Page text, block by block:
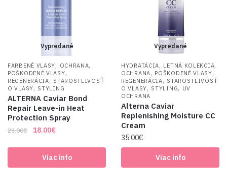
Vypredané
FARBENÉ VLASY, OCHRANA,
POŠKODENÉ VLASY,
REGENERÁCIA, STAROSTLIVOSŤ
O VLASY, STYLING
ALTERNA Caviar Bond
Repair Leave-in Heat
Protection Spray
23.00€
Original
23.00€.
18.00€
18.00€.
Viac info
Vypredané
HYDRATÁCIA, LETNÁ KOLEKCIA,
OCHRANA, POŠKODENÉ VLASY,
REGENERÁCIA, STAROSTLIVOSŤ
O VLASY, STYLING, UV
OCHRANA
Alterna Caviar
Replenishing Moisture CC
Cream
35.00€
Viac info